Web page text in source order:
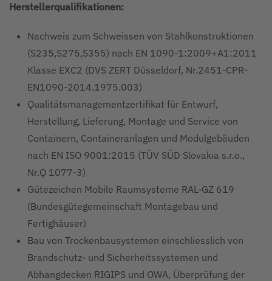
Herstellerqualifikationen:
Nachweis zum Schweissen von Stahlkonstruktionen
(S235,S275,S355) nach EN 1090-1:2009+A1:2011
Klasse EXC2 (DVS ZERT Düsseldorf, Nr.2451-CPR-
EN1090-2014.1975.003)
Qualitätsmanagementzertifikat für Entwurf,
Herstellung, Lieferung, Montage und Service von
Containern, Containeranlagen und Modulgebäuden
nach EN ISO 9001:2015 (TÜV SÜD Slovakia s.r.o.,
Nr.Q 1077-3)
Gütezeichen Mobile Raumsysteme RAL-GZ 619
(Bundesgütegemeinschaft Montagebau und
Fertighäuser)
Bau von Trockenbausystemen einschliesslich von
Brandschutz- und Sicherheitssystemen und
Abhangdecken RIGIPS und OWA, Überprüfung der